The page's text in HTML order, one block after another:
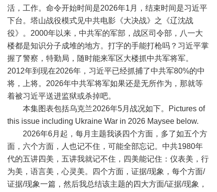
活，工作。命令开始时间是2026年1 月，结束时间是习近平
下台。塔山战役模式见中共电影《大决战》之《辽沈战
役》。 2000年以来，中共军的军部，战区司令部，八一大
楼都是知识分子成堆的地方。打字的手能打枪吗？习近平掌
握了警察，特勤局，随时能来军区大楼抓中共军将军。
2012年到现在2026年，习近平已经抓捕了中共军80%的中
将，上将。 2026年中共军将军如果还是无所作为，那就等
着被习近平送进监狱或杀掉吧。
本集图表包括乌克兰2026年5月战况如下。
Pictures of
this issue including Ukraine War in 2026 Maysee below.
2026年6月起，每月主题我谈四个方面，多了如五个方
面，六个方面，人也记不住，可能全部忘记。中共1980年
代的五讲四美，五讲我就记不住，四美能记住：仪表美，行
为美，语言美，心灵美。四个方面，证据/现象，每个方面/
证据/现象一篇，然后我总结该主题的四大方面/证据/现象，